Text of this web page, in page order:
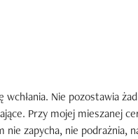
Nie pozostawia
Przy mojej mieszanej
zapycha, nie podrażnia,